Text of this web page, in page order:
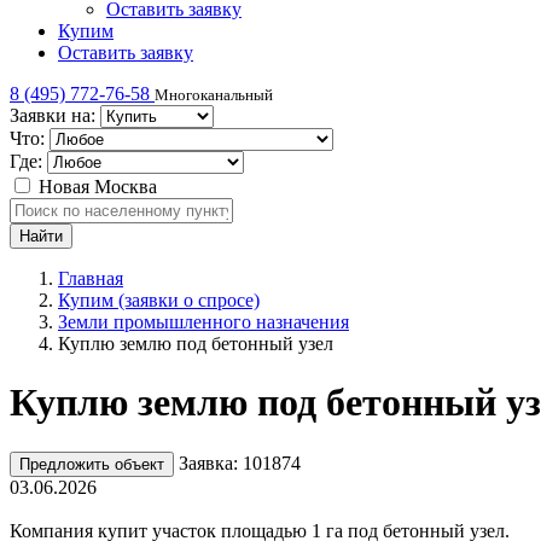
Оставить заявку
Купим
Оставить заявку
8 (495) 772-76-58 Многоканальный
Заявки на:
Что:
Где:
Новая Москва
Главная
Купим (заявки о спросе)
Земли промышленного назначения
Куплю землю под бетонный узел
Куплю землю под бетонный
Предложить объект
Заявка: 101874
03.06.2026
Компания купит участок площадью 1 га под бетонный узел.